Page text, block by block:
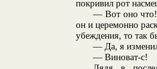
покривил рот
— Вот оно
он и церемонно
убеждения, то так
— Да, я
— Виноват-с!